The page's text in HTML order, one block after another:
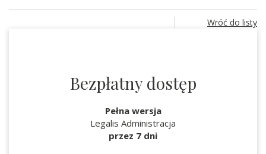
Wróć do listy
Bezpłatny dostęp
Pełna wersja
Legalis Administracja
przez 7 dni